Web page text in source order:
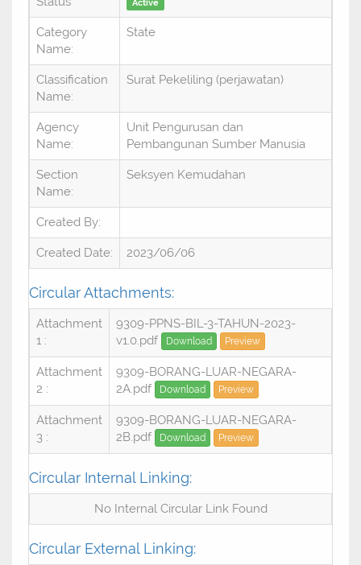
Active
Category
Name:
State
Classification
Name:
Surat Pekeliling (perjawatan)
Agency
Name:
Unit Pengurusan dan
Pembangunan Sumber Manusia
Section
Name:
Seksyen Kemudahan
Created By:
Created Date: 2023/06/06
Circular Attachments:
Attachment
1 :
9309-PPNS-BIL-3-TAHUN-2023-
v1.0.pdf
Download Preview
Attachment
2 :
9309-BORANG-LUAR-NEGARA-
2A.pdf
Download Preview
Attachment
3 :
9309-BORANG-LUAR-NEGARA-
2B.pdf
Download Preview
Circular Internal Linking:
No Internal Circular Link Found
Circular External Linking: